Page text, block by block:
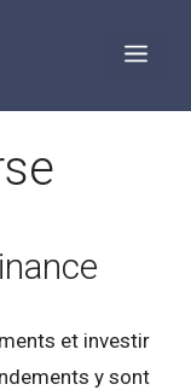
et investir
y sont